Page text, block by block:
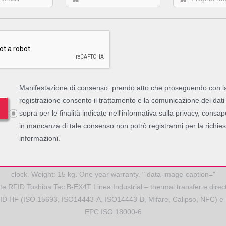
10 to 1500 mm. Print Speed: up to 354 mm/sec. Utilizzo:
diameter: 200 mm. Backing paper wide: 124 mm. Memory
A, UPC-E + 2digit, EAN8, EAN13, UPC-A, UPC-E + 5digit,Industrial
Bar Code, CODE39 (standard), POSTNET, CODE39 (FULL ASCII),
4 State Customer Code), ITF , MSI, KIX CODE, CODE93,
PDF417, QR Code, Maxi Code, Micro PDF417, Data Matrix, GS1
USB 2.0, 10/100 MBit int. LAN Interface. Dimensions:
clock. Weight: 15 kg. One year warranty. " data-image-caption="
RFID Toshiba Tec B-EX4T Linea Industrial – thermal transfer e
HF (ISO 15693, ISO14443-A, ISO14443-B, Mifare, Calipso, NFC) e
EPC ISO 18000-6
Manifestazione di consenso: prendo atto che proseguendo con
registrazione consento il trattamento e la comunicazione dei dati
sopra per le finalità indicate nell'informativa sulla privacy,
in mancanza di tale consenso non potrò registrarmi per la
informazioni.